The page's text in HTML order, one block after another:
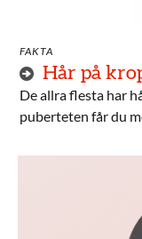
FAKTA
Hår på
De allra flesta har
puberteten får du
prickar och